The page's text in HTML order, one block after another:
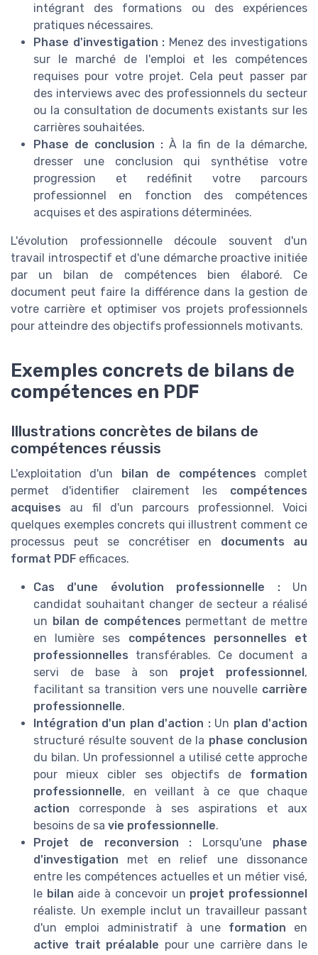
intégrant des formations ou des expériences
pratiques nécessaires.
Phase d'investigation : Menez des investigations
sur le marché de l'emploi et les compétences
requises pour votre projet. Cela peut passer par
des interviews avec des professionnels du secteur
ou la consultation de documents existants sur les
carrières souhaitées.
Phase de conclusion : À la fin de la démarche,
dresser une conclusion qui synthétise votre
progression et redéfinit votre parcours
professionnel en fonction des compétences
acquises et des aspirations déterminées.
L'évolution professionnelle découle souvent d'un
travail introspectif et d'une démarche proactive initiée
par un bilan de compétences bien élaboré. Ce
document peut faire la différence dans la gestion de
votre carrière et optimiser vos projets professionnels
pour atteindre des objectifs professionnels motivants.
Exemples concrets de bilans de
compétences en PDF
Illustrations concrètes de bilans de
compétences réussis
L'exploitation d'un bilan de compétences complet
permet d'identifier clairement les compétences
acquises au fil d'un parcours professionnel. Voici
quelques exemples concrets qui illustrent comment ce
processus peut se concrétiser en documents au
format PDF efficaces.
Cas d'une évolution professionnelle :Un
candidat souhaitant changer de secteur a réalisé
un bilan de compétences permettant de mettre
en lumière ses compétences personnelles et
professionnelles transférables. Ce document a
servi de base à son projet professionnel ,
facilitant sa transition vers une nouvelle carrière
professionnelle.
Intégration d'un plan d'action :Un plan d'action
structuré résulte souvent de la phase conclusion
du bilan. Un professionnel a utilisé cette approche
pour mieux cibler ses objectifs de formation
professionnelle, en veillant à ce que chaque
action corresponde à ses aspirations et aux
besoins de sa vie professionnelle.
Projet de reconversion : Lorsqu'une phase
d'investigation met en relief une dissonance
entre les compétences actuelles et un métier visé,
le bilan aide à concevoir un projet professionnel
réaliste. Un exemple inclut un travailleur passant
d'un emploi administratif à une formation en
active trait préalable pour une carrière dans le